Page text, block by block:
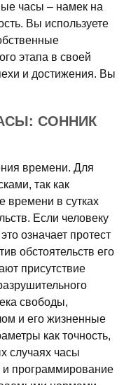
часы – намек на
Вы используете
этапа в своей
и достижения. Вы
СОННИК
времени. Для
так как
времени в сутках
Если человеку
означает протест
обстоятельств его
присутствие
свободы,
и его жизненные
как точность,
случаях часы
и программирование